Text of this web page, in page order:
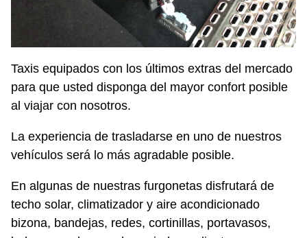
Taxis equipados con los últimos extras del mercado
para que usted disponga del mayor confort posible
al viajar con nosotros.
La experiencia de trasladarse en uno de nuestros
vehículos será lo más agradable posible.
En algunas de nuestras furgonetas disfrutará de
techo solar, climatizador y aire acondicionado
bizona, bandejas, redes, cortinillas, portavasos,